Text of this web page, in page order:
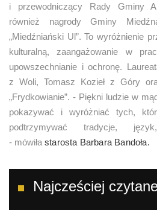
i przewodniczący Rady Gminy
również nagrody Gminy
„Miedźniański Ul”. To wyróżnienie
kulturalną, zaangażowanie w
upowszechnianie i ochronę.
z Woli, Tomasz Kozieł z Góry
„Frydkowianie”. - Piękni ludzie w
pokazywać i wyróżniać tych,
podtrzymywać tradycje,
- mówiła starosta Barbara Bandoła.
Najcześciej